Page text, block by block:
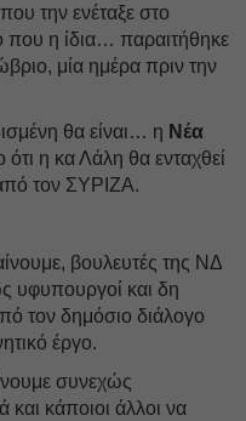
που την ενέταξε στο
που η ίδια… παραιτήθηκε
μία ημέρα πριν την
θα είναι… η Νέα
ότι η κα Λάλη θα ενταχθεί
τον ΣΥΡΙΖΑ.
βουλευτές της ΝΔ
υφυπουργοί και δη
τον δημόσιο διάλογο
έργο.
συνεχώς
και κάποιοι άλλοι να